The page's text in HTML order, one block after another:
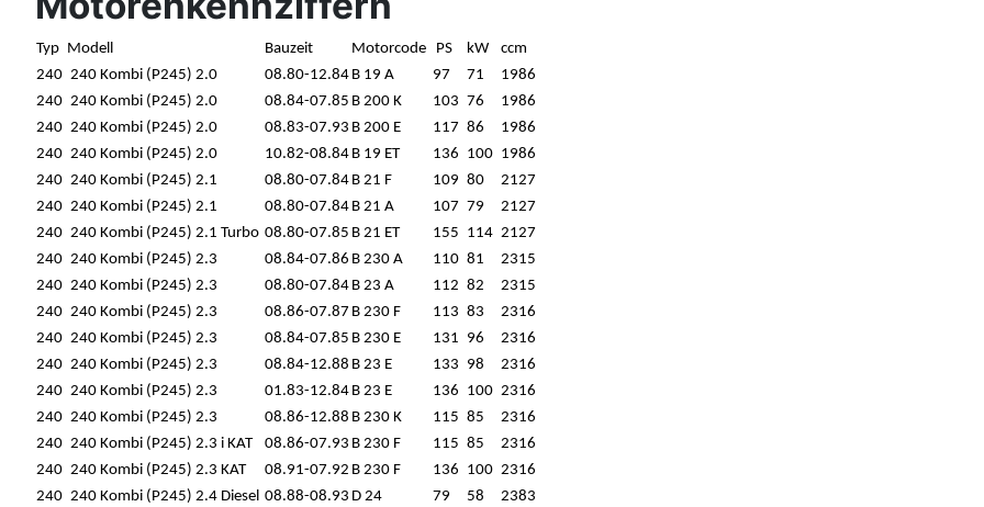
Typ Modell Bauzeit Motorcode PS kW
ccm
240 240 Kombi (P245) 2.0 08.80-12.84 B 19 A 97 71
1986
240 240 Kombi (P245) 2.0 08.84-07.85 B 200 K 103 76
1986
240 240 Kombi (P245) 2.0 08.83-07.93 B 200 E 117 86
1986
240 240 Kombi (P245) 2.0 10.82-08.84 B 19 ET 136 100 1986
240 240 Kombi (P245) 2.1 08.80-07.84 B 21 F 109 80
2127
240 240 Kombi (P245) 2.1 08.80-07.84 B 21 A 107 79
2127
240 240 Kombi (P245) 2.1 Turbo 08.80-07.85 B 21 ET 155 114 2127
240 240 Kombi (P245) 2.3 08.84-07.86 B 230 A 110 81
2315
240 240 Kombi (P245) 2.3 08.80-07.84 B 23 A 112 82
2315
240 240 Kombi (P245) 2.3 08.86-07.87 B 230 F 113 83
2316
240 240 Kombi (P245) 2.3 08.84-07.85 B 230 E 131 96
2316
240 240 Kombi (P245) 2.3 08.84-12.88 B 23 E 133 98
2316
240 240 Kombi (P245) 2.3 01.83-12.84 B 23 E 136 100 2316
240 240 Kombi (P245) 2.3 08.86-12.88 B 230 K 115 85
2316
240 240 Kombi (P245) 2.3 i KAT 08.86-07.93 B 230 F 115 85
2316
240 240 Kombi (P245) 2.3 KAT 08.91-07.92 B 230 F 136 100 2316
240 240 Kombi (P245) 2.4 Diesel 08.88-08.93 D 24 79 58
2383